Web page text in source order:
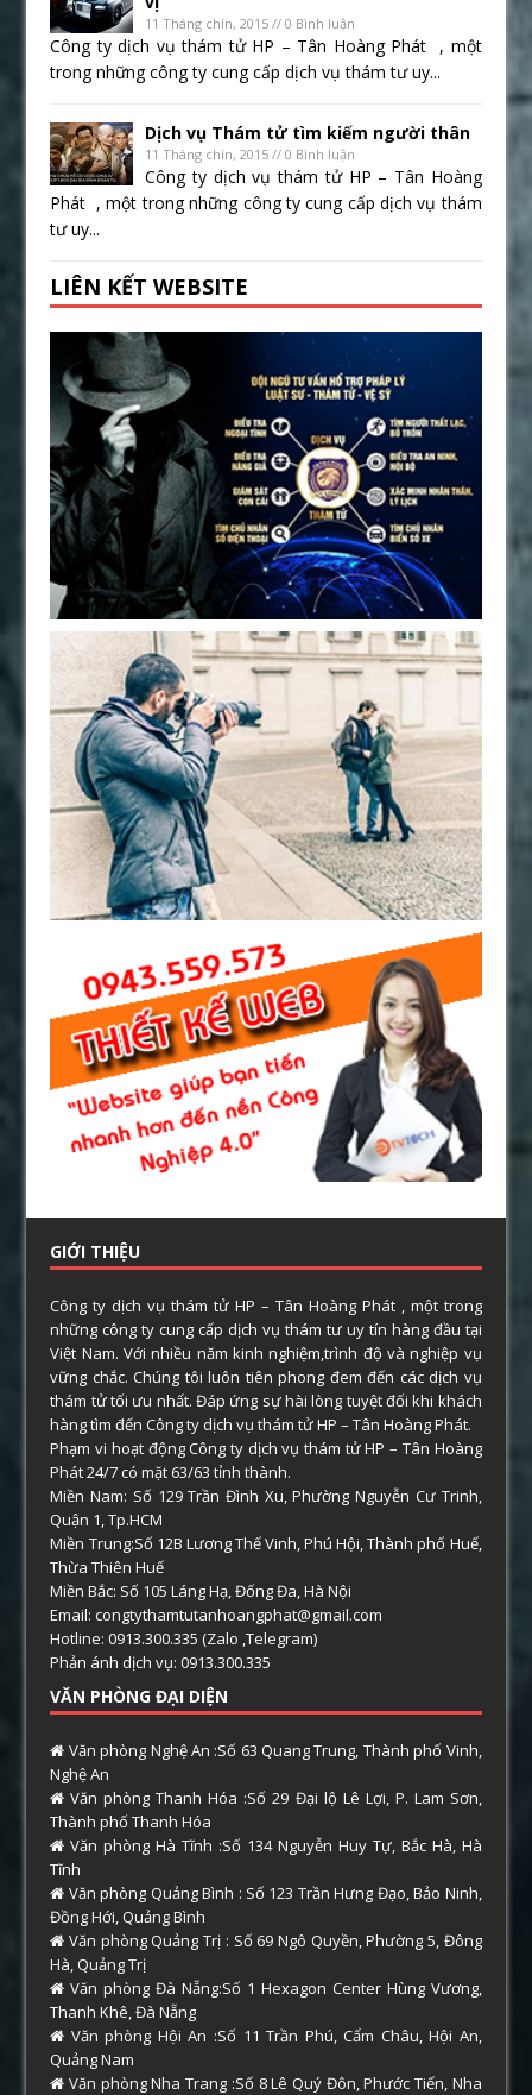
11 Tháng chín, 2015 // 0 Bình luận
Công ty dịch vụ thám tử HP – Tân Hoàng Phát , một
trong những công ty cung cấp dịch vụ thám tư uy...
Dịch vụ Thám tử tìm kiếm người thân
11 Tháng chín, 2015 // 0 Bình luận
Công ty dịch vụ thám tử HP – Tân Hoàng
Phát , một trong những công ty cung cấp dịch vụ thám
tư uy...
LIÊN KẾT WEBSITE
GIỚI THIỆU
Công ty dịch vụ thám tử HP – Tân Hoàng Phát , một trong
những công ty cung cấp dịch vụ thám tư uy tín hàng đầu tại
Việt Nam. Với nhiều năm kinh nghiệm,trình độ và nghiệp vụ
vững chắc. Chúng tôi luôn tiên phong đem đến các dịch vụ
thám tử tối ưu nhất. Đáp ứng sự hài lòng tuyệt đối khi khách
hàng tìm đến Công ty dịch vụ thám tử HP – Tân Hoàng Phát.
Phạm vi hoạt động Công ty dịch vụ thám tử HP – Tân Hoàng
Phát 24/7 có mặt 63/63 tỉnh thành.
Miền Nam: Số 129 Trần Đình Xu, Phường Nguyễn Cư Trinh,
Quận 1, Tp.HCM
Miền Trung:Số 12B Lương Thế Vinh, Phú Hội, Thành phố Huế,
Thừa Thiên Huế
Miền Bắc: Số 105 Láng Hạ, Đống Đa, Hà Nội
Email: congtythamtutanhoangphat@gmail.com
Hotline: 0913.300.335 (Zalo ,Telegram)
Phản ánh dịch vụ: 0913.300.335
VĂN PHÒNG ĐẠI DIỆN
Văn phòng Nghệ An :Số 63 Quang Trung, Thành phố Vinh,
Nghệ An
Văn phòng Thanh Hóa :Số 29 Đại lộ Lê Lợi, P. Lam Sơn,
Thành phố Thanh Hóa
Văn phòng Hà Tĩnh :Số 134 Nguyễn Huy Tự, Bắc Hà, Hà
Tĩnh
Văn phòng Quảng Bình : Số 123 Trần Hưng Đạo, Bảo Ninh,
Đồng Hới, Quảng Bình
Văn phòng Quảng Trị : Số 69 Ngô Quyền, Phường 5, Đông
Hà, Quảng Trị
Văn phòng Đà Nẵng:Số 1 Hexagon Center Hùng Vương,
Thanh Khê, Đà Nẵng
Văn phòng Hội An :Số 11 Trần Phú, Cẩm Châu, Hội An,
Quảng Nam
Văn phòng Nha Trang :Số 8 Lê Quý Đôn, Phước Tiến, Nha